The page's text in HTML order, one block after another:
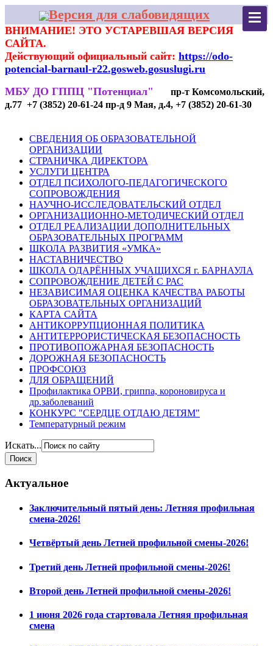
Версия для слабовидящих
ВНИМАНИЕ! ЭТО УСТАРЕВШАЯ ВЕРСИЯ
САЙТА.
Действующий официальный сайт: https://odo-
potencial-barnaul-r22.gosweb.gosuslugi.ru
МБУ ДО ГППЦ "Потенциал"
пр-т Комсомольский,
д.77 +7 (3852) 20-61-24 пр-д 9 Мая, д.4, +7 (3852) 20-61-30
СВЕДЕНИЯ ОБ ОБРАЗОВАТЕЛЬНОЙ
ОРГАНИЗАЦИИ
СТРАНИЧКА ДИРЕКТОРА
УСЛУГИ ЦЕНТРА
ОТДЕЛ ПСИХОЛОГО-ПЕДАГОГИЧЕСКОГО
СОПРОВОЖДЕНИЯ
НАУЧНО-ИССЛЕДОВАТЕЛЬСКИЙ ОТДЕЛ
ОРГАНИЗАЦИОННО-МЕТОДИЧЕСКИЙ ОТДЕЛ
ОТДЕЛ РЕАЛИЗАЦИИ ДОПОЛНИТЕЛЬНЫХ
ОБРАЗОВАТЕЛЬНЫХ ПРОГРАММ
ШКОЛА РАЗВИТИЯ «УМКА»
НАСТАВНИЧЕСТВО
ШКОЛА ОДАРЁННЫХ УЧАЩИХСЯ г. БАРНАУЛА
СОПРОВОЖДЕНИЕ ДЕТЕЙ С РАС
НЕЗАВИСИМАЯ ОЦЕНКА КАЧЕСТВА РАБОТЫ
ОБРАЗОВАТЕЛЬНЫХ ОРГАНИЗАЦИЙ
КАРТА САЙТА
АНТИКОРРУПЦИОННАЯ ПОЛИТИКА
АНТИТЕРРОРИСТИЧЕСКАЯ БЕЗОПАСНОСТЬ
ПРОТИВОПОЖАРНАЯ БЕЗОПАСНОСТЬ
ДОРОЖНАЯ БЕЗОПАСНОСТЬ
ПРОФСОЮЗ
ДЛЯ ОБРАЩЕНИЙ
Профилактика ОРВИ, гриппа, короновируса и
др.заболеваний
КОНКУРС "СЕРДЦЕ ОТДАЮ ДЕТЯМ"
Температурный режим
Искать...
Актуальное
Заключительный пятый день: Летняя профильная
смена-2026!
Четвёртый день Летней профильной смены-2026!
Третий день Летней профильной смены-2026!
Второй день Летней профильной смены-2026!
1 июня 2026 года стартовала Летняя профильная
смена